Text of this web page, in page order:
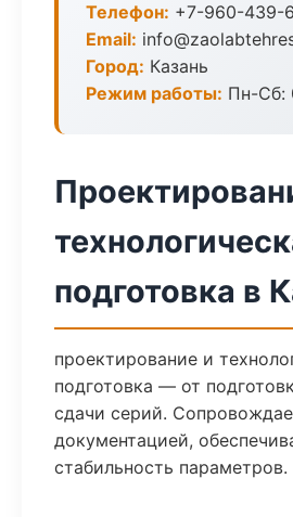
Телефон: +7-960-439-
Email:
Город: Казань
Режим работы: Пн-Сб:
подготовка в
проектирование и
подготовка — от
сдачи серий.
документацией,
стабильность параметров.